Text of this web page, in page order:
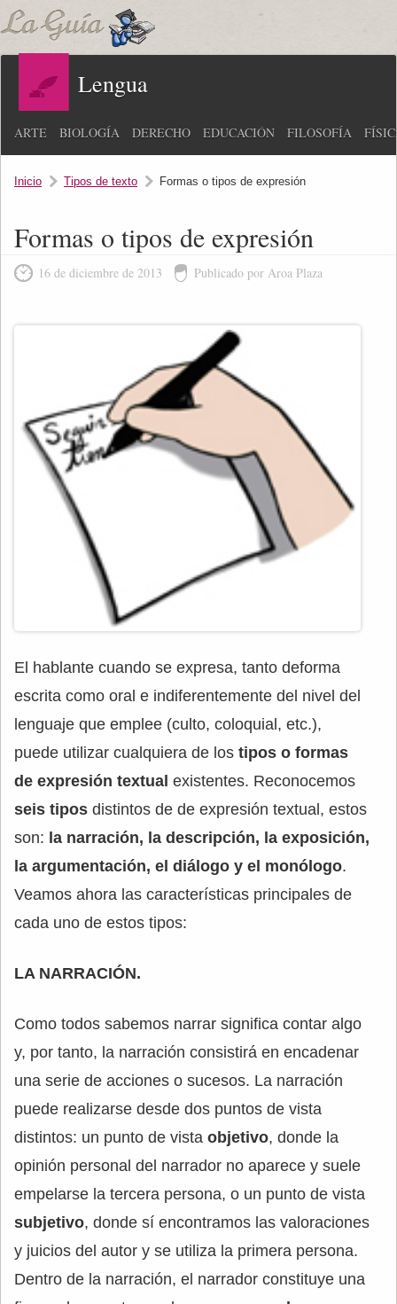
Lengua
ARTE BIOLOGÍA DERECHO EDUCACIÓN FILOSOFÍA
Inicio Tipos de texto Formas o tipos de expresión
Formas o tipos de expresión
16 de diciembre de 2013 Publicado por Aroa Plaza
El hablante cuando se expresa, tanto deforma
escrita como oral e indiferentemente del nivel del
lenguaje que emplee (culto, coloquial, etc.),
puede utilizar cualquiera de los tipos o formas
de expresión textual existentes. Reconocemos
seis tipos distintos de de expresión textual, estos
son: la narración, la descripción, la exposición,
la argumentación, el diálogo y el monólogo.
Veamos ahora las características principales de
cada uno de estos tipos:
LA NARRACIÓN.
Como todos sabemos narrar significa contar algo
y, por tanto, la narración consistirá en encadenar
una serie de acciones o sucesos. La narración
puede realizarse desde dos puntos de vista
distintos: un punto de vista objetivo, donde la
opinión personal del narrador no aparece y suele
empelarse la tercera persona, o un punto de vista
subjetivo, donde sí encontramos las valoraciones
y juicios del autor y se utiliza la primera persona.
Dentro de la narración, el narrador constituye una